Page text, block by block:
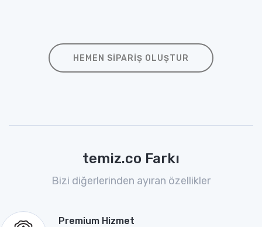
HEMEN SIPARIŞ OLUŞTUR
temiz.co Farkı
Bizi diğerlerinden ayıran özellikler
Premium Hizmet